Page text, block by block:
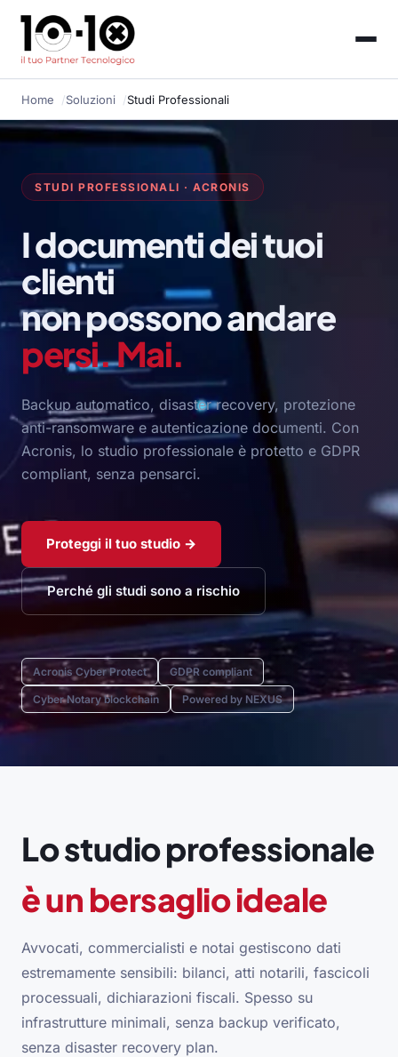
Home Soluzioni Studi Professionali
STUDI PROFESSIONALI · ACRONIS
I documenti dei tuoi
clienti
non possono andare
persi. Mai.
Backup automatico, disaster recovery, protezione
anti-ransomware e autenticazione documenti. Con
Acronis, lo studio professionale è protetto e GDPR
compliant, senza pensarci.
Proteggi il tuo studio →
Perché gli studi sono a rischio
Acronis Cyber Protect GDPR compliant
Cyber Notary blockchain Powered by NEXUS
Lo studio professionale
è un bersaglio ideale
Avvocati, commercialisti e notai gestiscono dati
estremamente sensibili: bilanci, atti notarili, fascicoli
processuali, dichiarazioni fiscali. Spesso su
infrastrutture minimali, senza backup verificato,
senza disaster recovery plan.